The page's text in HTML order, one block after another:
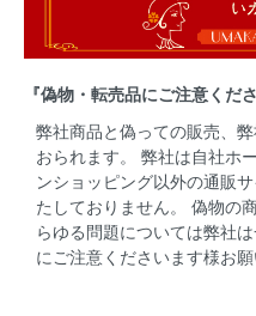
『偽物・転売品にご注意くださ
弊社商品と偽っての販売、
おられます。 弊社は自社ホ
ンショッピング以外の通販
たしておりません。 偽物の
らゆる問題については弊社
にご注意くださいます様お願